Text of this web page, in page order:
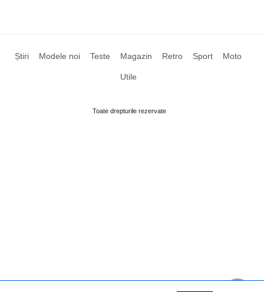
Știri Modele noi Teste Magazin Retro Sport Moto
Utile
Toate drepturile rezervate